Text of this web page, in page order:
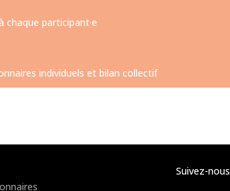
participant·e
individuels et bilan collectif
Suivez-